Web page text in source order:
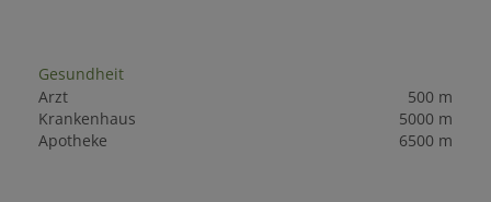
Gesundheit
Arzt
500 m
Krankenhaus
5000 m
Apotheke
6500 m